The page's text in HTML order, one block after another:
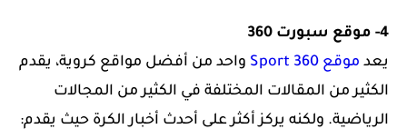
4- موقع سبورت 360
يعد موقع Sport 360
واحد من أفضل مواقع كروية، يقدم
الكثير من المقالات المختلفة في الكثير من المجالات
الرياضية. ولكنه يركز أكثر على أحدث أخبار الكرة حيث يقدم: